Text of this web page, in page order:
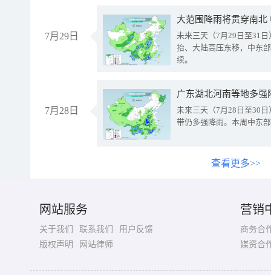
7月29日
大范围降雨将贯穿南
未来三天（7月29日至31
抬、大陆高压东移，中东
续。
7月28日
广东湖北河南等地多
未来三天（7月28日至30
带仍多强降雨。本周中东
查看更多>>
网站服务
关于我们 联系我们
用户反馈
版权声明
网站律师
营销
商务合
媒资合